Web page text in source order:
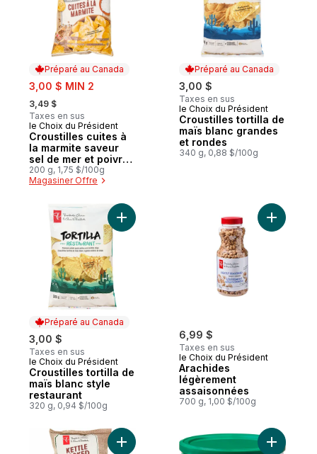
Préparé au Canada
sale:
3,00 $ MIN 2
, formerly:
3,49 $
Taxes en sus
Préparé au Canada
le Choix du Président
Croustilles cuites à
la marmite saveur
sel de mer et poivre
concassé
200 g, 1,75 $/100g
Magasiner Offre
Préparé au Canada
3,00 $
Taxes en sus
Préparé au Canada
le Choix du Président
Croustilles tortilla de
maïs blanc grandes
et rondes
340 g, 0,88 $/100g
Préparé au Canada
3,00 $
Taxes en sus
Préparé au Canada
le Choix du Président
Croustilles tortilla de
maïs blanc style
restaurant
320 g, 0,94 $/100g
Ajouter Croustilles tortilla de maïs blanc
6,99 $
Taxes en sus
le Choix du Président
Arachides
légèrement
assaisonnées
700 g, 1,00 $/100g
Ajouter
Ajouter Croustilles cuites à la marmite
Ajouter